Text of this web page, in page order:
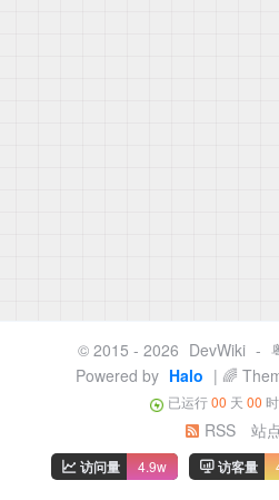
© 2015 - 2026 DevWiki -
Powered by Halo | 🌈
已运行00 天 00 时
RSS 站
访问量 4.9w 访客量